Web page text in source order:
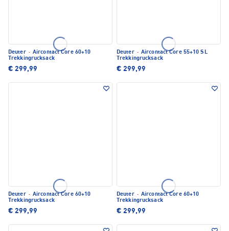
Deuter · Aircontact Core 60+10
Trekkingrucksack
€ 299,99
Deuter · Aircontact Core 55+10 SL
Trekkingrucksack
€ 299,99
Deuter · Aircontact Core 60+10
Trekkingrucksack
€ 299,99
Deuter · Aircontact Core 60+10
Trekkingrucksack
€ 299,99